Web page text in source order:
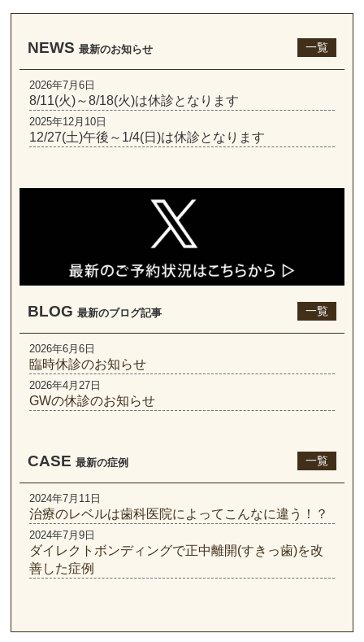
NEWS 最新のお知らせ 一覧
2026年7月6日
8/11(火)～8/18(火)は休診となります
2025年12月10日
12/27(土)午後～1/4(日)は休診となります
BLOG 最新のブログ記事 一覧
2026年6月6日
臨時休診のお知らせ
2026年4月27日
GWの休診のお知らせ
CASE 最新の症例 一覧
2024年7月11日
治療のレベルは歯科医院によってこんなに違う！？
2024年7月9日
ダイレクトボンディングで正中離開(すきっ歯)を改
善した症例